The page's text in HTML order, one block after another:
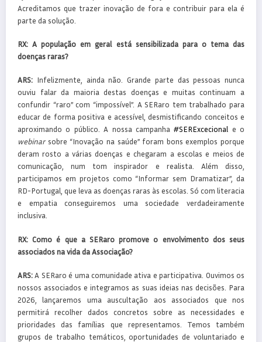
Acreditamos que trazer inovação de fora e contribuir para ela é
parte da solução.
RX: A população em geral está sensibilizada para o tema das
doenças raras?
ARS: Infelizmente, ainda não. Grande parte das pessoas nunca
ouviu falar da maioria destas doenças e muitas continuam a
confundir “raro” com “impossível”. A SERaro tem trabalhado para
educar de forma positiva e acessível, desmistificando conceitos e
aproximando o público. A nossa campanha#SERExcecional e o
webinarsobre “Inovação na saúde” foram bons exemplos porque
deram rosto a várias doenças e chegaram a escolas e meios de
comunicação, num tom inspirador e realista. Além disso,
participamos em projetos como “Informar sem Dramatizar”, da
RD-Portugal, que leva as doenças raras às escolas. Só com literacia
e empatia conseguiremos uma sociedade verdadeiramente
inclusiva.
RX: Como é que a SERaro promove o envolvimento dos seus
associados na vida da Associação?
ARS:A SERaro é uma comunidade ativa e participativa. Ouvimos os
nossos associados e integramos as suas ideias nas decisões. Para
2026, lançaremos uma auscultação aos associados que nos
permitirá recolher dados concretos sobre as necessidades e
prioridades das famílias que representamos. Temos também
grupos de trabalho temáticos, oportunidades de voluntariado e